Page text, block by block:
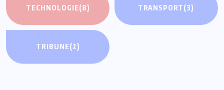
TECHNOLOGIE(8) TRANSPORT(3)
TRIBUNE(2)